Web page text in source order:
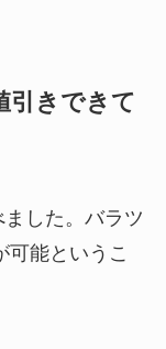
引きできて
した。バラツ
可能というこ